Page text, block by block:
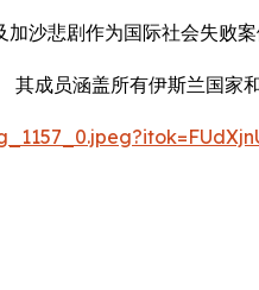
沙悲剧作为国际社会失败案
成员涵盖所有伊斯兰国家